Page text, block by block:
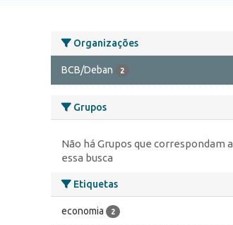
Organizações
BCB/Deban 2
Grupos
Não há Grupos que correspondam a
essa busca
Etiquetas
economia 2